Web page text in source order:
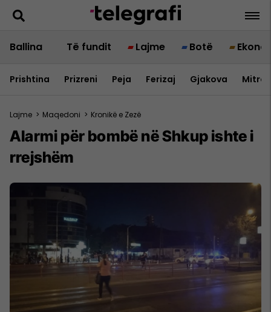
Ballina Të fundit Lajme Botë
Prishtina Prizreni Peja Ferizaj Gjakova
Lajme > Maqedoni > Kronikë e Zezë
Alarmi për bombë në Shkup ishte i
rrejshëm